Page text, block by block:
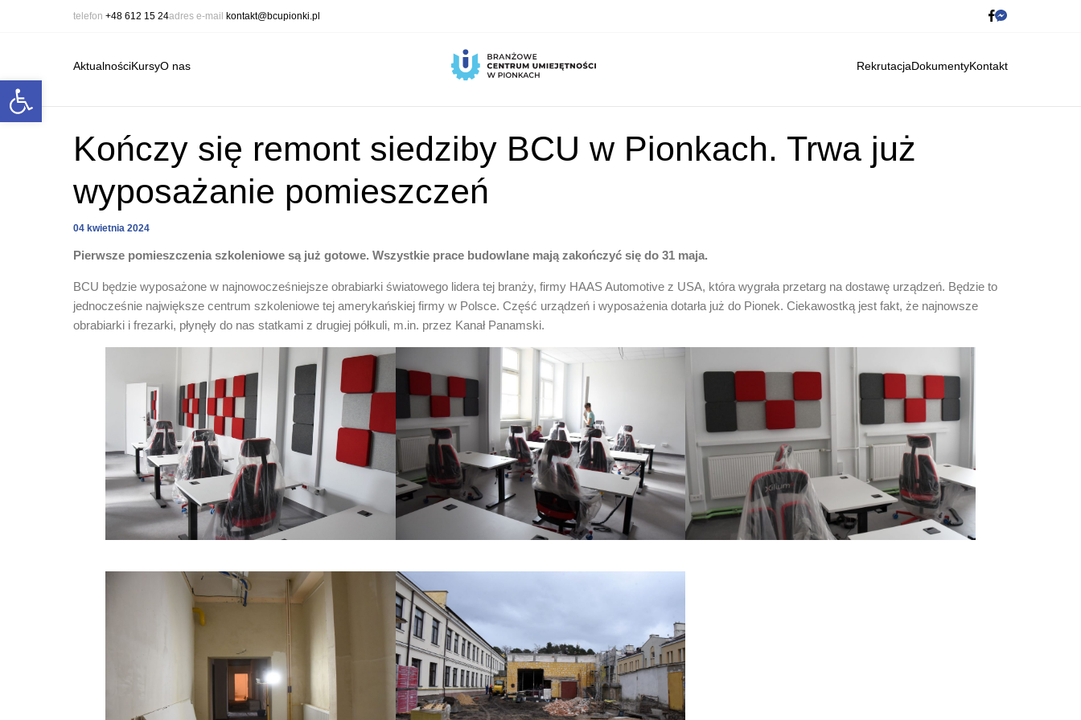
Open toolbar
telefon+48 612 15 24adres e-mail kontakt@bcupionki.pl
AktualnościKursyO nas RekrutacjaDokumentyKontakt
Kończy się remont siedziby BCU w Pionkach. Trwa już
wyposażanie pomieszczeń
04 kwietnia 2024
Pierwsze pomieszczenia szkoleniowe są już gotowe. Wszystkie prace budowlane mają zakończyć się do 31 maja.
BCU będzie wyposażone w najnowocześniejsze obrabiarki światowego lidera tej branży, firmy HAAS Automotive z USA, która wygrała przetarg na dostawę urządzeń. Będzie to
jednocześnie największe centrum szkoleniowe tej amerykańskiej firmy w Polsce. Część urządzeń i wyposażenia dotarła już do Pionek. Ciekawostką jest fakt, że najnowsze
obrabiarki i frezarki, płynęły do nas statkami z drugiej półkuli, m.in. przez Kanał Panamski.